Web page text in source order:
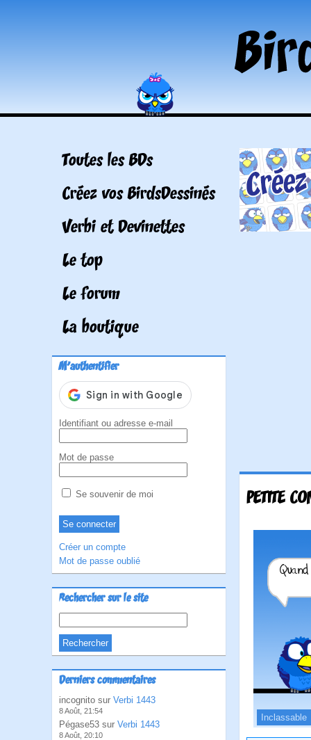
Toutes les BDs
Créez vos BirdsDessinés
Verbi et Devinettes
Le top
Le forum
La boutique
M'authentifier
Identifiant ou adresse e-mail
Mot de passe
Se souvenir de moi
Créer un compte
Mot de passe oublié
Rechercher sur le site
Derniers commentaires
incognito sur Verbi 1443
8 Août, 21:54
Pégase53 sur Verbi 1443
8 Août, 20:10
PETITE
Inclassable